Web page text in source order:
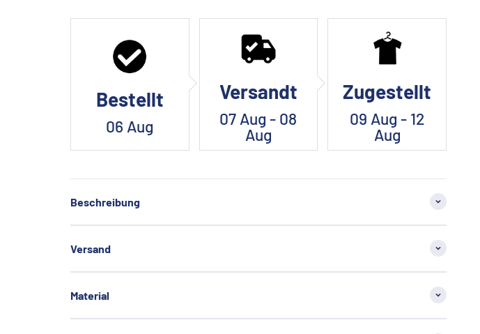
Bestellt
06 Aug
Versandt
07 Aug - 08
Aug
Zugestellt
09 Aug - 12
Aug
Beschreibung
Versand
Material